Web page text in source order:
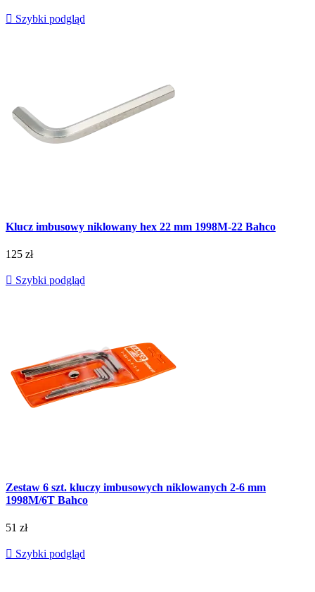
 Szybki podgląd
Klucz imbusowy niklowany hex 22 mm 1998M-22 Bahco
125 zł
 Szybki podgląd
Zestaw 6 szt. kluczy imbusowych niklowanych 2-6 mm
1998M/6T Bahco
51 zł
 Szybki podgląd